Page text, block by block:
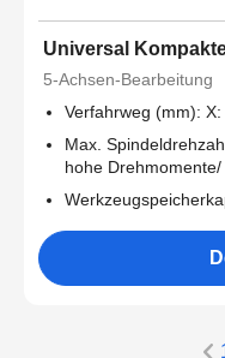
Universal
5-Achsen-Bearbeitung
Verfahrweg (mm):
Max.
hohe